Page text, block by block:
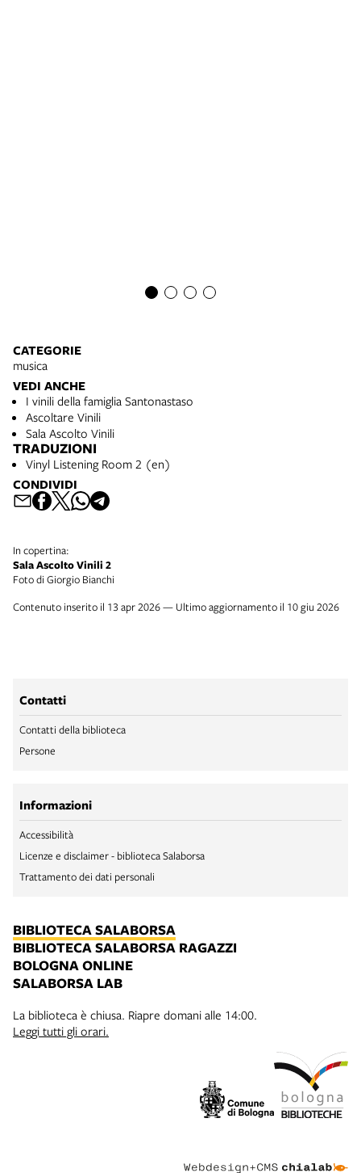
CATEGORIE
musica
VEDI ANCHE
I vinili della famiglia Santonastaso
Ascoltare Vinili
Sala Ascolto Vinili
TRADUZIONI
Vinyl Listening Room 2 (en)
CONDIVIDI
In copertina:
Sala Ascolto Vinili 2
Foto di Giorgio Bianchi
Contenuto inserito il 13 apr 2026 — Ultimo aggiornamento il 10 giu 2026
Contatti
Contatti della biblioteca
Persone
Informazioni
Accessibilità
Licenze e disclaimer - biblioteca Salaborsa
Trattamento dei dati personali
BIBLIOTECA SALABORSA
BIBLIOTECA SALABORSA RAGAZZI
BOLOGNA ONLINE
SALABORSA LAB
La biblioteca è chiusa. Riapre domani alle 14:00.
Leggi tutti gli orari.